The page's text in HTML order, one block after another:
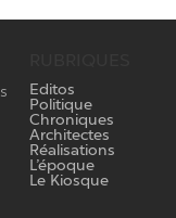
Editos
Politique
Chroniques
Architectes
Réalisations
L’époque
Le Kiosque